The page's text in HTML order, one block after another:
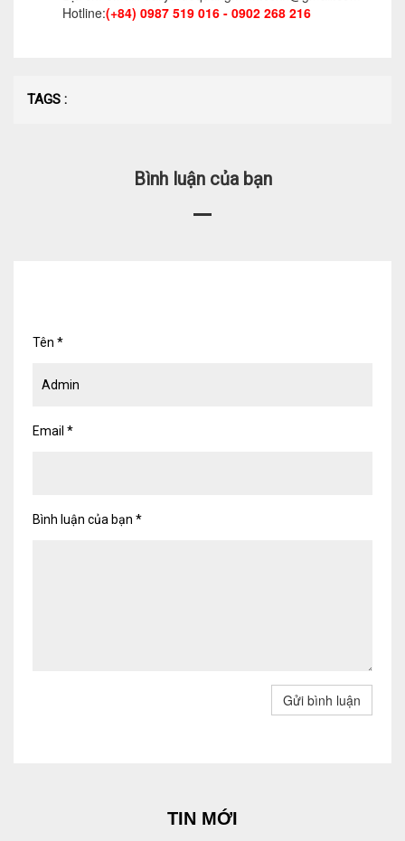
Hóa đơn điện tử
Hotline:(+84) 0987 519 016 - 0902 268 216
TAGS :
Bình luận của bạn
Tên *
Email *
Bình luận của bạn *
Gửi bình luận
TIN MỚI